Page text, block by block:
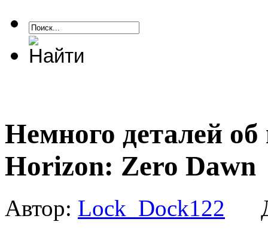
Немного деталей об
Horizon: Zero Dawn
Автор: Lock_Dock122